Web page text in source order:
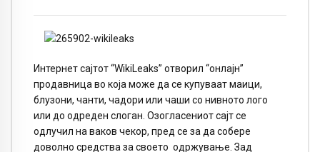
Интернет сајтот “WikiLeaks” отворил “онлајн”
продавница во која може да се купуваат маици,
блузони, чанти, чадори или чаши со нивното лого
или до одреден слоган. Озогласениот сајт се
одлучил на ваков чекор, пред се за да собере
доволно средства за своето одржување. Зад